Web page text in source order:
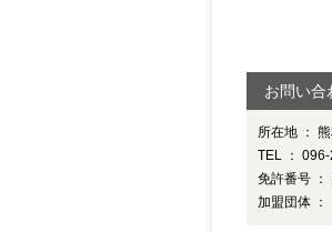
お問い合
所在地 ：
TEL ：
免許番号
加盟団体 ：